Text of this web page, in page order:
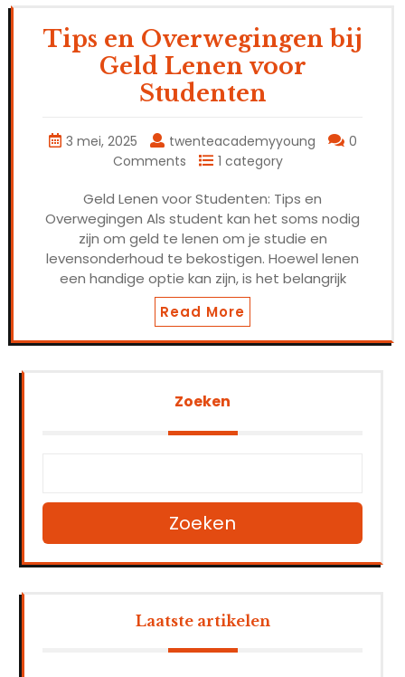
Tips en Overwegingen bij
Geld Lenen voor
Studenten
3 mei, 2025 twenteacademyyoung
0
Comments
1 category
Geld Lenen voor Studenten: Tips en
Overwegingen Als student kan het soms nodig
zijn om geld te lenen om je studie en
levensonderhoud te bekostigen. Hoewel lenen
een handige optie kan zijn, is het belangrijk
Read More
Zoeken
Zoeken
Laatste artikelen